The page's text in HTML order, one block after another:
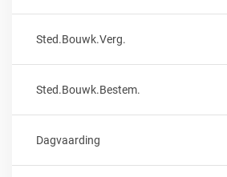
Sted.bouwk.verg.
Sted.bouwk.bestem.
Dagvaarding